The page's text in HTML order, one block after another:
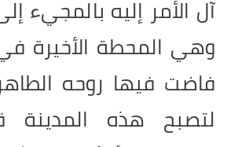
آل الأمر إليه بالمجيء
وهي المحطة الأخيرة
فاضت فيها روحه
لتصبح هذه المدينة